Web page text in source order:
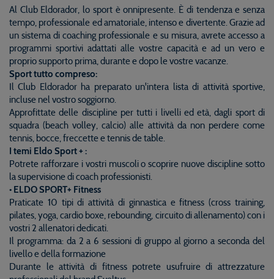
Al Club Eldorador, lo sport è onnipresente. È di tendenza e senza
tempo, professionale ed amatoriale, intenso e divertente. Grazie ad
un sistema di coaching professionale e su misura, avrete accesso a
programmi sportivi adattati alle vostre capacità e ad un vero e
proprio supporto prima, durante e dopo le vostre vacanze.
Sport tutto compreso:
Il Club Eldorador ha preparato un'intera lista di attività sportive,
incluse nel vostro soggiorno.
Approfittate delle discipline per tutti i livelli ed età, dagli sport di
squadra (beach volley, calcio) alle attività da non perdere come
tennis, bocce, freccette e tennis de table.
I temi Eldo Sport + :
Potrete rafforzare i vostri muscoli o scoprire nuove discipline sotto
la supervisione di coach professionisti.
• ELDO SPORT+ Fitness
Praticate 10 tipi di attività di ginnastica e fitness (cross training,
pilates, yoga, cardio boxe, rebounding, circuito di allenamento) con i
vostri 2 allenatori dedicati.
Il programma: da 2 a 6 sessioni di gruppo al giorno a seconda del
livello e della formazione
Durante le attività di fitness potrete usufruire di attrezzature